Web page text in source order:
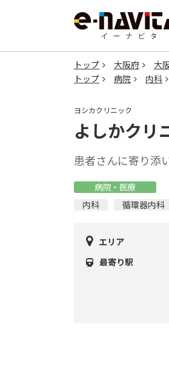
トップ 大阪府 大
トップ
病院 内科
ヨシカクリニック
よしかクリ
患者さんに寄り添
病院・医療
内科
循環器内科
エリア
最寄り駅